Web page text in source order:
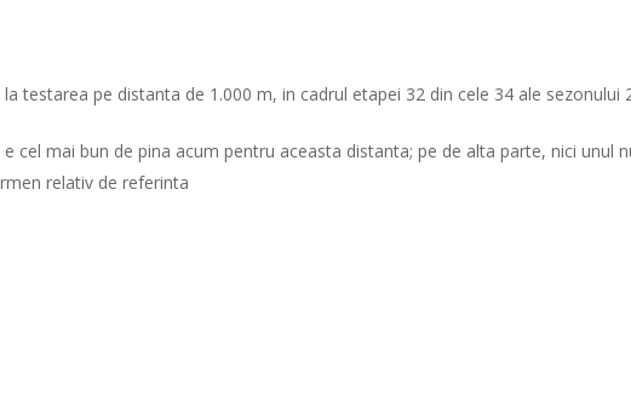
testarea pe distanta de 1.000 m, in cadrul etapei 32 din cele 34 ale sezonului
cel mai bun de pina acum pentru aceasta distanta; pe de alta parte, nici unul
relativ de referinta